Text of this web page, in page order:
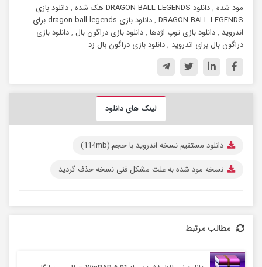
مود شده ,دانلود DRAGON BALL LEGENDS هک شده ,دانلود بازی
DRAGON BALL LEGENDS
,
دانلود بازی dragon ball legends برای
اندروید ,دانلود بازی توپ اژدها ,دانلود بازی دراگون بال ,دانلود بازی
دراگون بال برای اندروید ,دانلود بازی دراگون بال زد
لینک های دانلود
دانلود مستقیم نسخه اندروید با حجم:(114mb)
نسخه مود شده به علت مشکل فنی نسخه حذف گردید
مطالب مرتبط